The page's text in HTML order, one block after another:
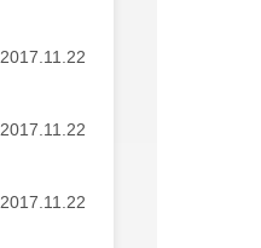
2017.11.22
2017.11.22
2017.11.22